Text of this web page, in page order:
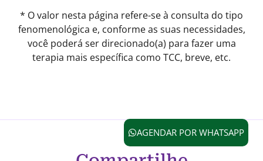
* O valor nesta página refere-se à consulta do tipo
fenomenológica e, conforme as suas necessidades,
você poderá ser direcionado(a) para fazer uma
terapia mais específica como TCC, breve, etc.
AGENDAR POR WHATSAPP